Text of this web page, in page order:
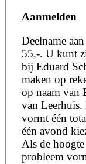
Aanmelden
Deelname
55,-. U kunt
bij Eduard
maken op
op naam van
van Leerhuis.
vormt één
één avond
Als de
probleem